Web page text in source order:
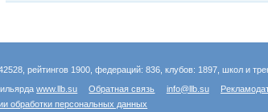
рейтингов 1900, федераций: 836, клубов: 1897, школ и
www.llb.su Обратная связь info@llb.su
обработки персональных данных